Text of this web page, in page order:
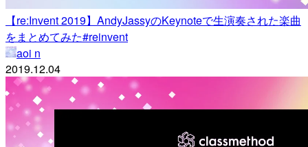
【re:Invent 2019】AndyJassyのKeynoteで生演奏された楽曲
をまとめてみた#reinvent
aoi n
2019.12.04